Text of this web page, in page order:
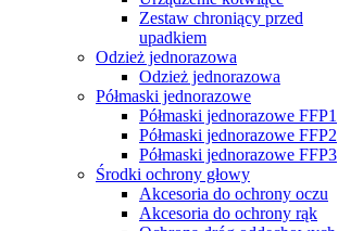
Zestaw chroniący przed
upadkiem
Odzież jednorazowa
Odzież jednorazowa
Półmaski jednorazowe
Półmaski jednorazowe FFP1
Półmaski jednorazowe FFP2
Półmaski jednorazowe FFP3
Środki ochrony głowy
Akcesoria do ochrony oczu
Akcesoria do ochrony rąk